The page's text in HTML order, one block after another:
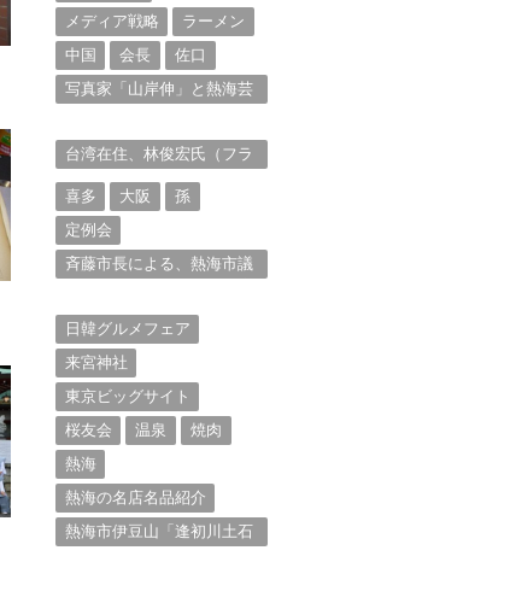
メディア戦略
ラーメン
中国
会長
佐口
写真家「山岸伸」と熱海芸
台湾在住、林俊宏氏（フラ
喜多
大阪
孫
定例会
斉藤市長による、熱海市議
日韓グルメフェア
来宮神社
東京ビッグサイト
桜友会
温泉
焼肉
熱海
熱海の名店名品紹介
熱海市伊豆山「逢初川土石